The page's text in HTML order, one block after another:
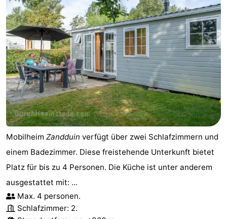
Mobilheim Zandduin verfügt über zwei Schlafzimmern und
einem Badezimmer. Diese freistehende Unterkunft bietet
Platz für bis zu 4 Personen. Die Küche ist unter anderem
ausgestattet mit: ...
Max. 4 personen.
Schlafzimmer: 2.